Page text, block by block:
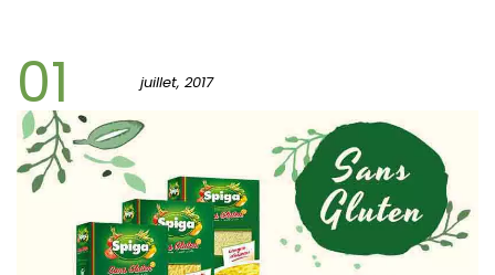
01 juillet, 2017